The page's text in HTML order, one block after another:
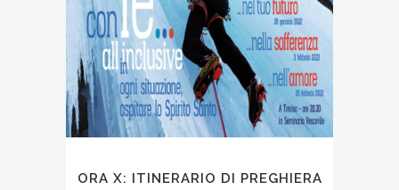
ORA X: ITINERARIO DI PREGHIERA